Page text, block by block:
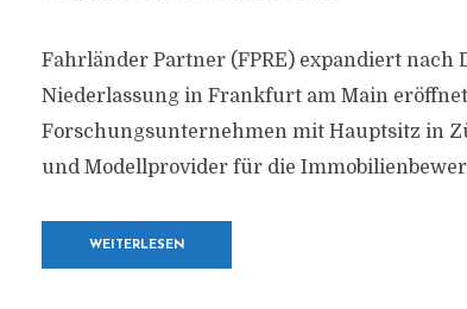
Fahrländer Partner (FPRE) expandiert nach
Niederlassung in Frankfurt am Main
Forschungsunternehmen mit Hauptsitz in
und Modellprovider für die
WEITERLESEN